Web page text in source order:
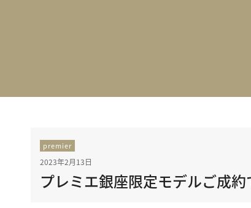
premier
2023年2月13日
プレミエ銀座限定モデルご成